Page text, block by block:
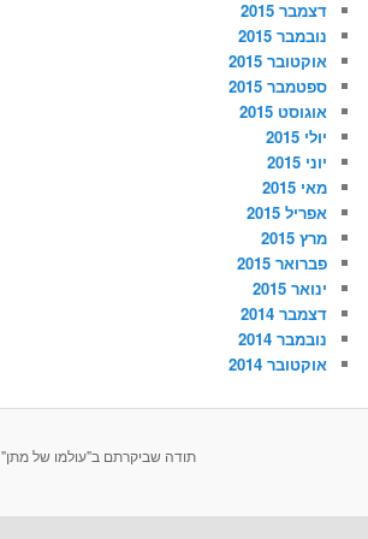
דצמבר 2015
נובמבר 2015
אוקטובר 2015
ספטמבר 2015
אוגוסט 2015
יולי 2015
יוני 2015
מאי 2015
אפריל 2015
מרץ 2015
פברואר 2015
ינואר 2015
דצמבר 2014
נובמבר 2014
אוקטובר 2014
תודה שביקרתם ב"עולמו של מתן"